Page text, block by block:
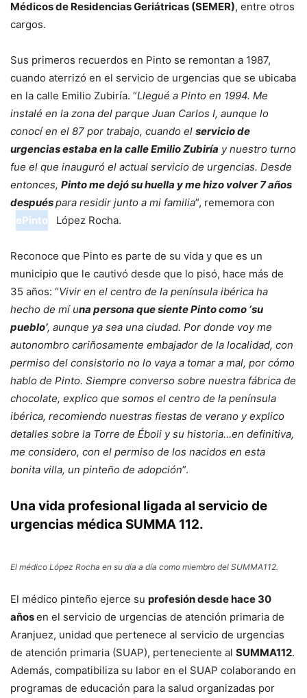
Médicos de Residencias Geriátricas (SEMER), entre otros
cargos.
Sus primeros recuerdos en Pinto se remontan a 1987,
cuando aterrizó en el servicio de urgencias que se ubicaba
en la calle Emilio Zubiría. “Llegué a Pinto en 1994. Me
instalé en la zona del parque Juan Carlos I, aunque lo
conocí en el 87 por trabajo, cuando el servicio de
urgencias estaba en la calle Emilio Zubiría y nuestro turno
fue el que inauguró el actual servicio de urgencias. Desde
entonces, Pinto me dejó su huella y me hizo volver 7 años
despuéspara residir junto a mi familia”, rememora con
ePinto
López Rocha.
Reconoce que Pinto es parte de su vida y que es un
municipio que le cautivó desde que lo pisó, hace más de
35 años: “Vivir en el centro de la península ibérica ha
hecho de mí una persona que siente Pinto como ‘su
pueblo’, aunque ya sea una ciudad. Por donde voy me
autonombro cariñosamente embajador de la localidad, con
permiso del consistorio no lo vaya a tomar a mal, por cómo
hablo de Pinto. Siempre converso sobre nuestra fábrica de
chocolate, explico que somos el centro de la península
ibérica, recomiendo nuestras fiestas de verano y explico
detalles sobre la Torre de Éboli y su historia…en definitiva,
me considero, con el permiso de los nacidos en esta
bonita villa, un pinteño de adopción”.
Una vida profesional ligada al servicio de
urgencias médica SUMMA 112.
El médico López Rocha en su día a día como miembro del SUMMA112.
El médico pinteño ejerce su profesión desde hace 30
añosen el servicio de urgencias de atención primaria de
Aranjuez, unidad que pertenece al servicio de urgencias
de atención primaria (SUAP), perteneciente al SUMMA112.
Además, compatibiliza su labor en el SUAP colaborando en
programas de educación para la salud organizadas por